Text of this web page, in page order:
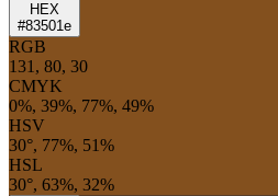
HEX
#83501e
RGB
131, 80, 30
CMYK
0%, 39%, 77%, 49%
HSV
30°, 77%, 51%
HSL
30°, 63%, 32%